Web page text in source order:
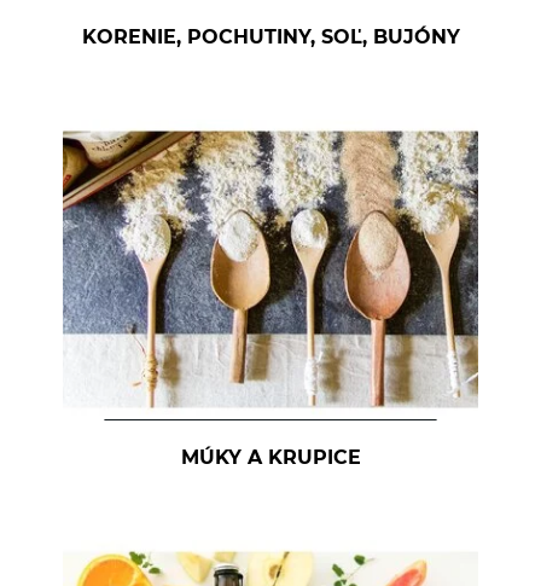
KORENIE, POCHUTINY, SOĽ, BUJÓNY
MÚKY A KRUPICE